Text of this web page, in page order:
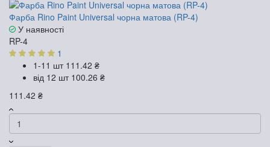
Фарба Rino Paint Universal чорна матова (RP-4)
У наявності
RP-4
1
1-11 шт 111.42 ₴
від 12 шт 100.26 ₴
111.42 ₴